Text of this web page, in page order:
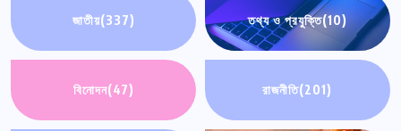
জাতীয়(337) তথ্য ও প্রযুক্তি(10)
বিনোদন(47) রাজনীতি(201)